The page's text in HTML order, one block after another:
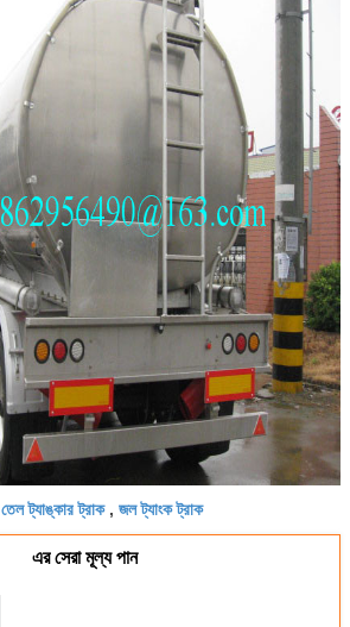
তেল ট্যাঙ্কার ট্রাক, জল ট্যাংক ট্রাক
এর সেরা মূল্য পান